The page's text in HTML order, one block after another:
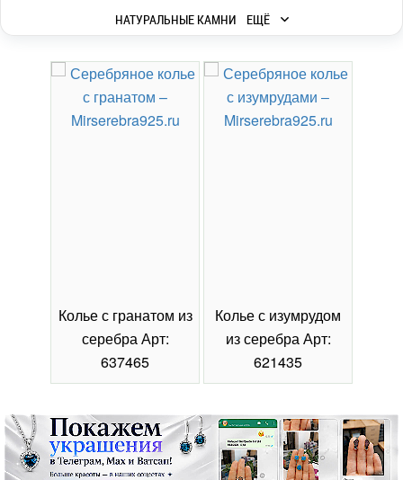
НАТУРАЛЬНЫЕ КАМНИ
ЕЩЁ
Колье с гранатом из
серебра Арт:
637465
Колье с изумрудом
из серебра Арт:
621435